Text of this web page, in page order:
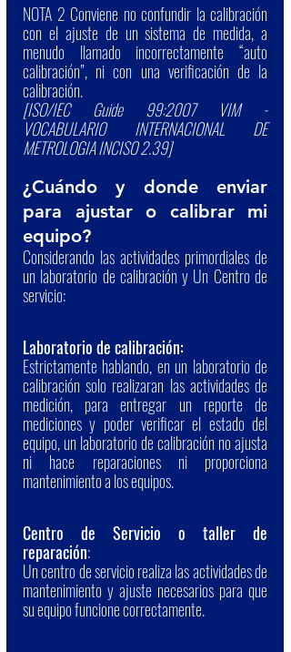
NOTA 2 Conviene no confundir la calibración
con el ajuste de un sistema de medida, a
menudo llamado incorrectamente “auto
calibración”, ni con una verificación de la
calibración.
[ISO/IEC Guide 99:2007 VIM -
VOCABULARIO INTERNACIONAL DE
METROLOGIA INCISO 2.39]
¿Cuándo y donde enviar
para ajustar o calibrar mi
equipo?
Considerando las actividades primordiales de
un laboratorio de calibración y Un Centro de
servicio:
Laboratorio de calibración:
Estrictamente hablando, en un laboratorio de
calibración solo realizaran las actividades de
medición, para entregar un reporte de
mediciones y poder verificar el estado del
equipo, un laboratorio de calibración no ajusta
ni hace reparaciones ni proporciona
mantenimiento a los equipos.
Centro de Servicio o taller de
reparación:
Un centro de servicio realiza las actividades de
mantenimiento y ajuste necesarios para que
su equipo funcione correctamente.